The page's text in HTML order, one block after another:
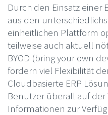
Durch den Einsatz einer
aus den
einheitlichen Plattform
teilweise auch aktuell
BYOD (bring your own
fordern viel Flexibilität
Cloudbasierte ERP
Benutzer überall auf
Informationen zur